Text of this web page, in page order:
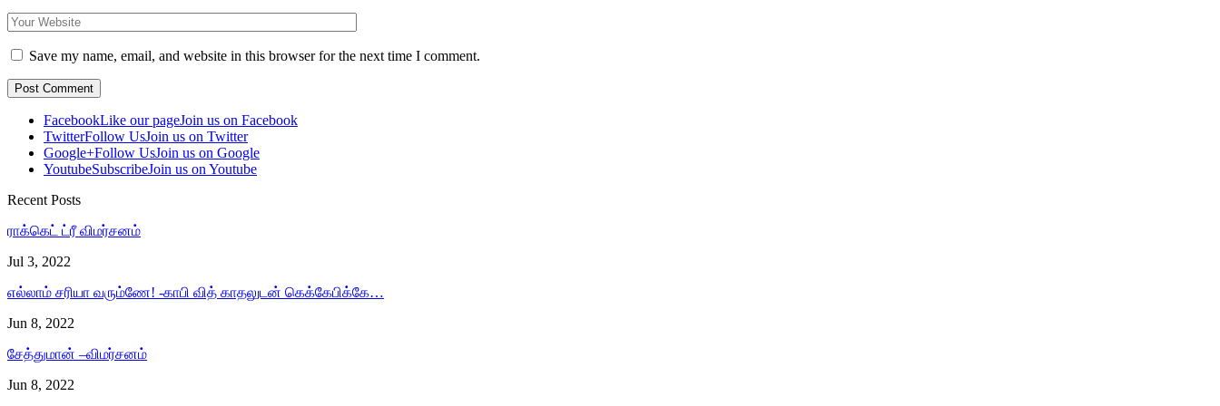
Save my name, email, and website in this browser for the next time I comment.
FacebookLike our pageJoin us on Facebook
TwitterFollow UsJoin us on Twitter
Google+Follow UsJoin us on Google
YoutubeSubscribeJoin us on Youtube
Recent Posts
ராக்கெட் ட்ரீ விமர்சனம்
Jul 3, 2022
எல்லாம் சரியா வரும்ணே! -காபி வித் காதலுடன் கெக்கேபிக்கே…
Jun 8, 2022
சேத்துமான் –விமர்சனம்
Jun 8, 2022